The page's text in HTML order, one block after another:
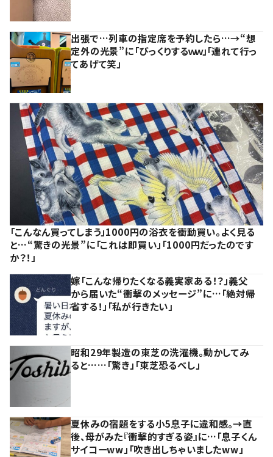
出張で…列車の指定席を予約したら…→“想
定外の光景”に「びっくりするｗｗ」「連れて行っ
てあげて笑」
「こんなん買ってしまう」1000円の浴衣を衝動買い。よく見る
と…“驚きの光景”に「これは即買い」「1000円だったのです
か？！」
嫁「こんな帰りたくなる義実家ある！？」義父
から届いた“衝撃のメッセージ”に…「絶対帰
省する！」「私が行きたい」
昭和29年製造の東芝の洗濯機。動かしてみ
ると……「驚き」「東芝恐るべし」
夏休みの宿題をする小5息子に違和感。→直
後、母がみた『衝撃的すぎる姿』に…「息子くん
サイコーww」「吹き出しちゃいましたww」